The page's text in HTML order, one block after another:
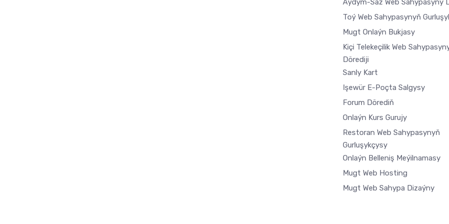
Toý Web Sahypasynyň
Mugt Onlaýn Bukjasy
Kiçi Telekeçilik Web
Dörediji
Sanly Kart
Işewür E-Poçta Salgysy
Forum Dörediň
Onlaýn Kurs Gurujy
Restoran Web Sahypasynyň
Gurluşykçysy
Onlaýn Belleniş Meýilnamasy
Mugt Web Hosting
Mugt Web Sahypa Dizaýny